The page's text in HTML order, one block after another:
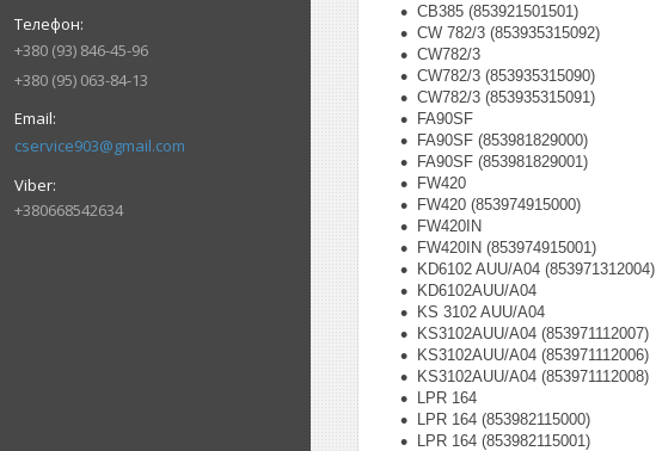
+380 (93) 846-45-96
+380 (95) 063-84-13
cservice903@gmail.com
+380668542634
CB385 (853921501501)
CW 782/3 (853935315092)
CW782/3
CW782/3 (853935315090)
CW782/3 (853935315091)
FA90SF
FA90SF (853981829000)
FA90SF (853981829001)
FW420
FW420 (853974915000)
FW420IN
FW420IN (853974915001)
KD6102 AUU/A04 (853971312004)
KD6102AUU/A04
KS 3102 AUU/A04
KS3102AUU/A04 (853971112007)
KS3102AUU/A04 (853971112006)
KS3102AUU/A04 (853971112008)
LPR 164
LPR 164 (853982115000)
LPR 164 (853982115001)